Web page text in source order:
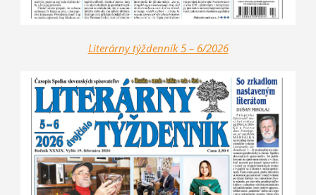
Literárny týždenník 5 – 6/2026